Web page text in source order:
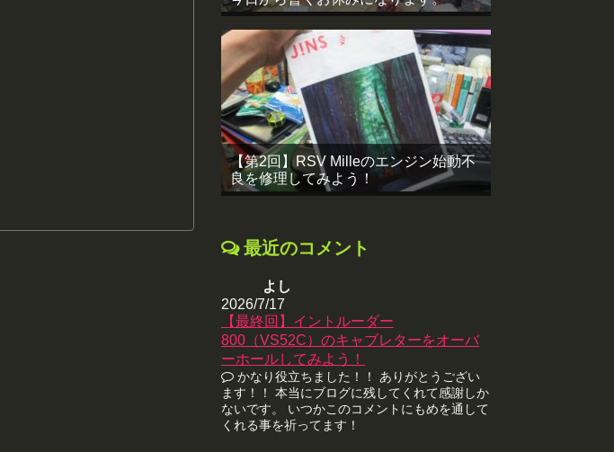
【第2回】RSV Milleのエンジン始動不
良を修理してみよう！
最近のコメント
よし
2026/7/17
【最終回】イントルーダー
800（VS52C）のキャブレターをオーバ
ーホールしてみよう！
かなり役立ちました！！ ありがとうござい
ます！！ 本当にブログに残してくれて感謝しか
ないです。 いつかこのコメントにもめを通して
くれる事を祈ってます！